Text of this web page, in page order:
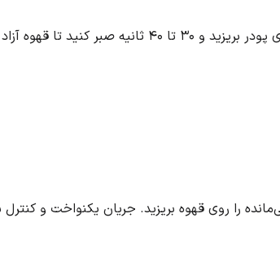
حدود دو برابر وزن قهوه، آب داغ روی پودر
را روی قهوه بریزید. جریان یکنواخت و